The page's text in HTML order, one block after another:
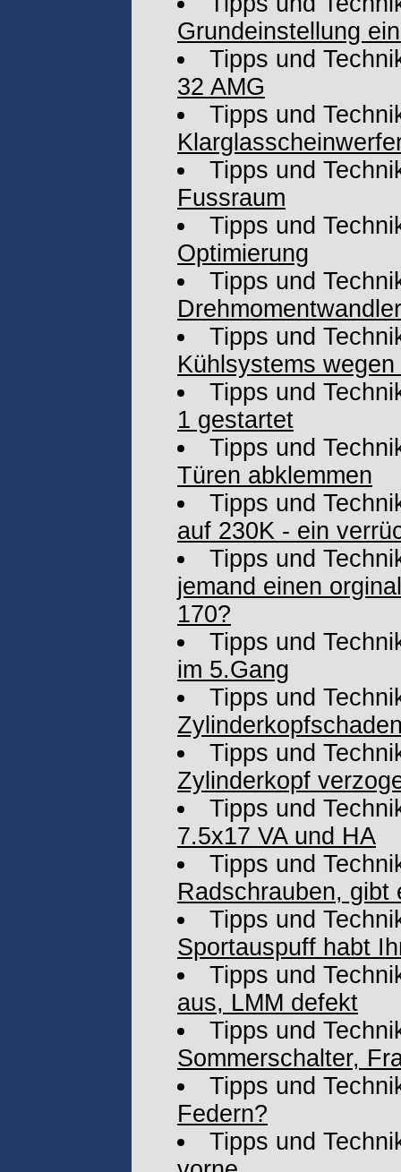
Grundeinstellung
Tipps und
32 AMG
Tipps und
Tipps und
Fussraum
Tipps und
Optimierung
Tipps und
Tipps und
Kühlsystems
Tipps und
1 gestartet
Tipps und
Türen abklemmen
Tipps und
auf 230K - ein
Tipps und
jemand einen
170?
Tipps und
im 5.Gang
Tipps und
Tipps und
Zylinderkopf
Tipps und
7.5x17 VA und HA
Tipps und
Radschrauben, gibt
Tipps und
Sportauspuff habt
Tipps und
aus, LMM defekt
Tipps und
Sommerschalter,
Tipps und
Federn?
Tipps und